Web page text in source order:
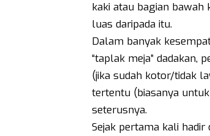
kaki atau bagian
luas daripada itu.
Dalam banyak
“taplak meja”
(jika sudah kotor/tidak
tertentu (biasanya
seterusnya.
Sejak pertama kali